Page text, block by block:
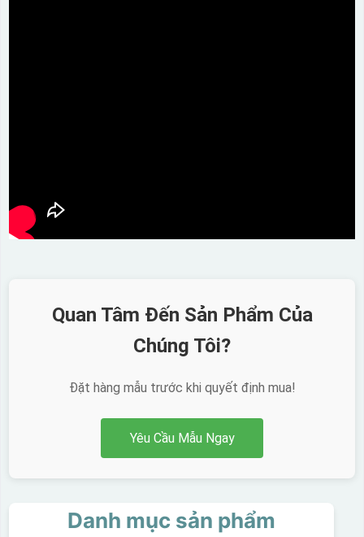
Quan Tâm Đến Sản Phẩm Của
Chúng Tôi?
Đặt hàng mẫu trước khi quyết định mua!
Yêu Cầu Mẫu Ngay
Danh mục sản phẩm